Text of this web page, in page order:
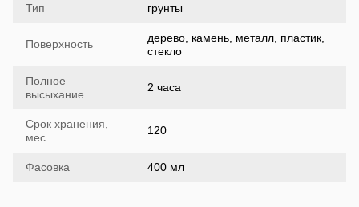
Тип грунты
Поверхность
дерево, камень, металл, пластик,
стекло
Полное
высыхание
2 часа
Срок хранения,
мес.
120
Фасовка 400 мл